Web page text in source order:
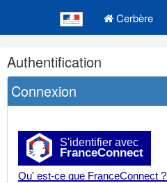
Cerbère
Navigation
et
outils
annexes
Authentification
Connexion
S'identifier avec
FranceConnect
Qu' est-ce que FranceConnect ?